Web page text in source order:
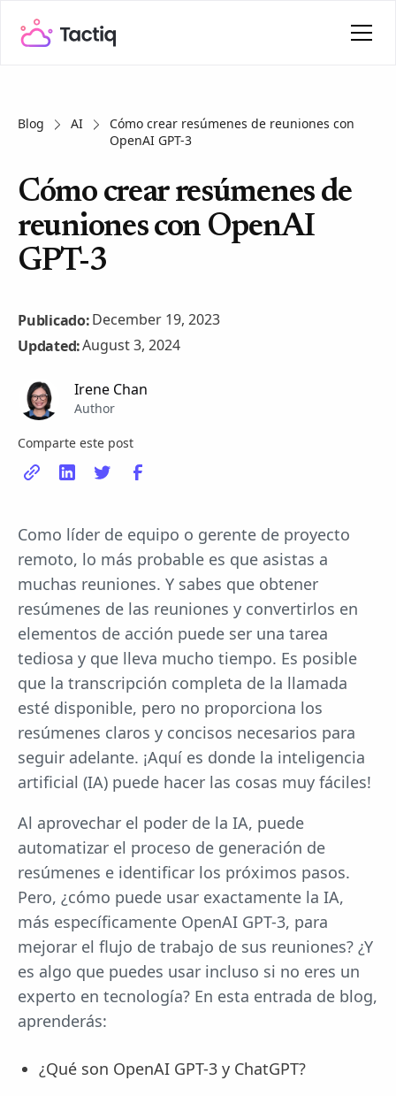
Blog AI
Cómo crear resúmenes de reuniones con
OpenAI GPT-3
Cómo crear resúmenes de
reuniones con OpenAI
GPT-3
Publicado:December 19, 2023
Updated:August 3, 2024
Irene Chan
Author
Comparte este post
Como líder de equipo o gerente de proyecto
remoto, lo más probable es que asistas a
muchas reuniones. Y sabes que obtener
resúmenes de las reuniones y convertirlos en
elementos de acción puede ser una tarea
tediosa y que lleva mucho tiempo. Es posible
que la transcripción completa de la llamada
esté disponible, pero no proporciona los
resúmenes claros y concisos necesarios para
seguir adelante. ¡Aquí es donde la inteligencia
artificial (IA) puede hacer las cosas muy fáciles!
Al aprovechar el poder de la IA, puede
automatizar el proceso de generación de
resúmenes e identificar los próximos pasos.
Pero, ¿cómo puede usar exactamente la IA,
más específicamente OpenAI GPT-3, para
mejorar el flujo de trabajo de sus reuniones? ¿Y
es algo que puedes usar incluso si no eres un
experto en tecnología? En esta entrada de blog,
aprenderás:
¿Qué son OpenAI GPT-3 y ChatGPT?